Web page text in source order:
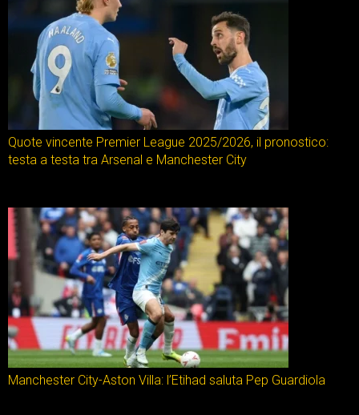
Quote vincente Premier League 2025/2026, il pronostico:
testa a testa tra Arsenal e Manchester City
Manchester City-Aston Villa: l’Etihad saluta Pep Guardiola